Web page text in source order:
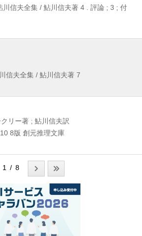
川信夫全集 / 鮎川信夫著 4 . 評論 ; 3 ; 付
信夫全集 / 鮎川信夫著 7
リー著 ; 鮎川信夫訳
8版 創元推理文庫
1 / 8